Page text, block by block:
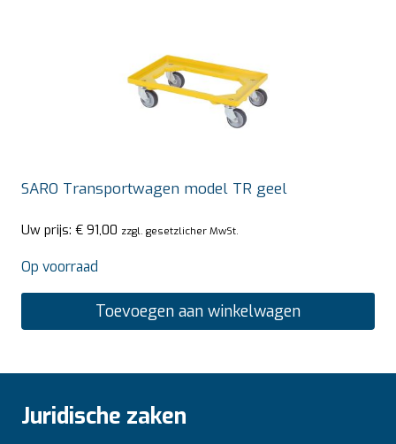
SARO Transportwagen model TR geel
Uw prijs: € 91,00 zzgl. gesetzlicher MwSt.
Op voorraad
Toevoegen aan winkelwagen
Juridische zaken